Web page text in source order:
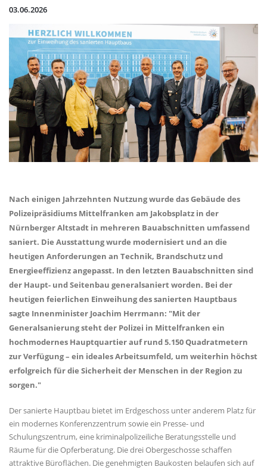
03.06.2026
Nach einigen Jahrzehnten Nutzung wurde das Gebäude des
Polizeipräsidiums Mittelfranken am Jakobsplatz in der
Nürnberger Altstadt in mehreren Bauabschnitten umfassend
saniert. Die Ausstattung wurde modernisiert und an die
heutigen Anforderungen an Technik, Brandschutz und
Energieeffizienz angepasst. In den letzten Bauabschnitten sind
der Haupt- und Seitenbau generalsaniert worden. Bei der
heutigen feierlichen Einweihung des sanierten Hauptbaus
sagte Innenminister Joachim Herrmann: "Mit der
Generalsanierung steht der Polizei in Mittelfranken ein
hochmodernes Hauptquartier auf rund 5.150 Quadratmetern
zur Verfügung – ein ideales Arbeitsumfeld, um weiterhin höchst
erfolgreich für die Sicherheit der Menschen in der Region zu
sorgen."
Der sanierte Hauptbau bietet im Erdgeschoss unter anderem Platz für
ein modernes Konferenzzentrum sowie ein Presse- und
Schulungszentrum, eine kriminalpolizeiliche Beratungsstelle und
Räume für die Opferberatung. Die drei Obergeschosse schaffen
attraktive Büroflächen. Die genehmigten Baukosten belaufen sich auf